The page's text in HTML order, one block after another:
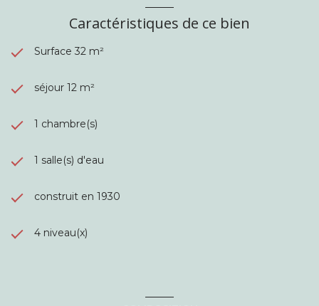
Caractéristiques de ce bien
Surface 32 m²
séjour 12 m²
1 chambre(s)
1 salle(s) d'eau
construit en 1930
4 niveau(x)